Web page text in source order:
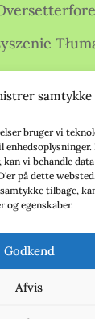
samtykke
bruger vi
vi behandle
på dette
tilbage,
egenskaber.
Godkend
Afvis
Translators